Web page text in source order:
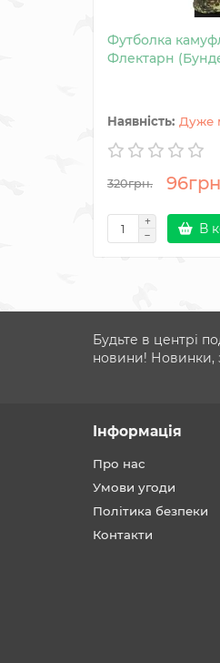
Футболка
Флектарн
Дуже
320грн.
В
Будьте в центрі
новини! Новинки,
Інформація
Про нас
Умови угоди
Політика безпеки
Контакти